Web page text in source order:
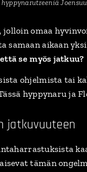
jolloin omaa
samaan aikaan
se myös jatkuu?
ohjelmista tai
hyppynaru ja
jatkuvuuteen
tämän